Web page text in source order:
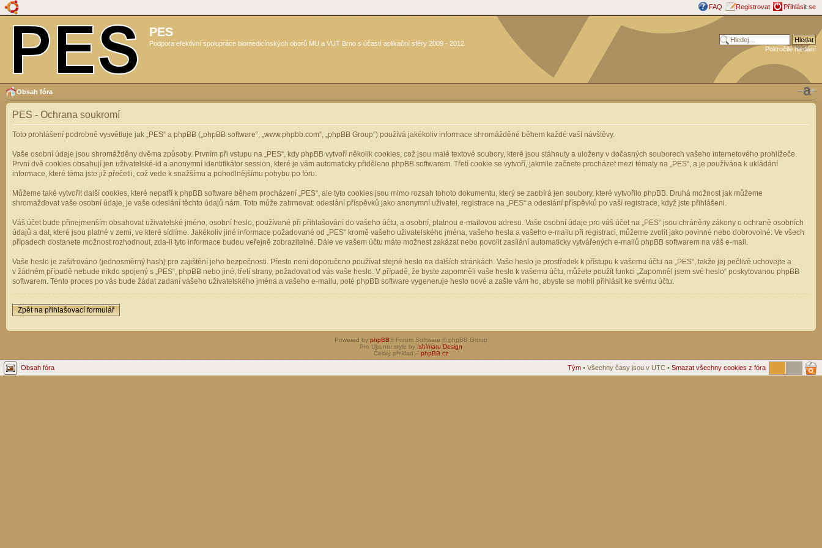
FAQ Registrovat Přihlásit se
PES
Podpora efektivní spolupráce biomedicínských oborů MU a VUT Brno s účastí aplikační sféry 2009 - 2012
Pokročilé hledání
Obsah fóra
PES - Ochrana soukromí
Toto prohlášení podrobně vysvětluje jak „PES“ a phpBB („phpBB software“, „www.phpbb.com“, „phpBB Group“) používá jakékoliv informace shromážděné během každé vaší návštěvy.
Vaše osobní údaje jsou shromážděny dvěma způsoby. Prvním při vstupu na „PES“, kdy phpBB vytvoří několik cookies, což jsou malé textové soubory, které jsou stáhnuty a uloženy v dočasných souborech vašeho internetového prohlížeče.
První dvě cookies obsahují jen uživatelské-id a anonymní identifikátor session, které je vám automaticky přiděleno phpBB softwarem. Třetí cookie se vytvoří, jakmile začnete procházet mezi tématy na „PES“, a je používána k ukládání
informace, které téma jste již přečetli, což vede k snažšímu a pohodlnějšímu pohybu po fóru.
Můžeme také vytvořit další cookies, které nepatří k phpBB software během procházení „PES“, ale tyto cookies jsou mimo rozsah tohoto dokumentu, který se zaobírá jen soubory, které vytvořilo phpBB. Druhá možnost jak můžeme
shromažďovat vaše osobní údaje, je vaše odeslání těchto údajů nám. Toto může zahrnovat: odeslání příspěvků jako anonymní uživatel, registrace na „PES“ a odeslání příspěvků po vaší registrace, když jste přihlášeni.
Váš účet bude přinejmenším obsahovat uživatelské jméno, osobní heslo, používané při přihlašování do vašeho účtu, a osobní, platnou e-mailovou adresu. Vaše osobní údaje pro váš účet na „PES“ jsou chráněny zákony o ochraně osobních
údajů a dat, které jsou platné v zemi, ve které sídlíme. Jakékoliv jiné informace požadované od „PES“ kromě vašeho uživatelského jména, vašeho hesla a vašeho e-mailu při registraci, můžeme zvolit jako povinné nebo dobrovolné. Ve všech
případech dostanete možnost rozhodnout, zda-li tyto informace budou veřejně zobrazitelné. Dále ve vašem účtu máte možnost zakázat nebo povolit zasílání automaticky vytvářených e-mailů phpBB softwarem na váš e-mail.
Vaše heslo je zašifrováno (jednosměrný hash) pro zajištění jeho bezpečnosti. Přesto není doporučeno používat stejné heslo na dalších stránkách. Vaše heslo je prostředek k přístupu k vašemu účtu na „PES“, takže jej pečlivě uchovejte a
v žádném případě nebude nikdo spojený s „PES“, phpBB nebo jiné, třetí strany, požadovat od vás vaše heslo. V případě, že byste zapomněli vaše heslo k vašemu účtu, můžete použít funkci „Zapomněl jsem své heslo“ poskytovanou phpBB
softwarem. Tento proces po vás bude žádat zadaní vašeho uživatelského jména a vašeho e-mailu, poté phpBB software vygeneruje heslo nové a zašle vám ho, abyste se mohli přihlásit ke svému účtu.
Zpět na přihlašovací formulář
Powered by phpBB® Forum Software © phpBB Group
Pro Ubuntu style by Ishimaru Design
Český překlad – phpBB.cz
Obsah fóra Tým • Všechny časy jsou v UTC • Smazat všechny cookies z fóra